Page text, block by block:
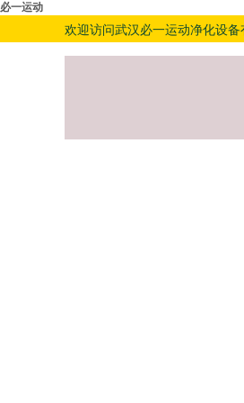
必一运动
欢迎访问武汉必一运动净化设备